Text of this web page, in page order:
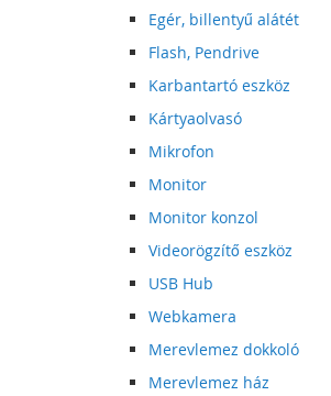
Egér, billentyű alátét
Flash, Pendrive
Karbantartó eszköz
Kártyaolvasó
Mikrofon
Monitor
Monitor konzol
Videorögzítő eszköz
USB Hub
Webkamera
Merevlemez dokkoló
Merevlemez ház